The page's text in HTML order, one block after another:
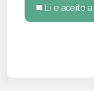
Li e aceito a